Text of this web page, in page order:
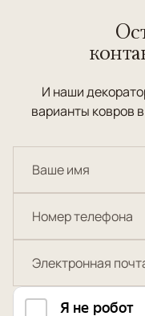
И наши
варианты ковров